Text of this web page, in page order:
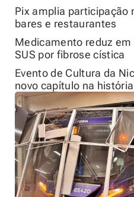
Pix amplia participação
bares e restaurantes
Medicamento reduz
SUS por fibrose cística
Evento de Cultura da
novo capítulo na